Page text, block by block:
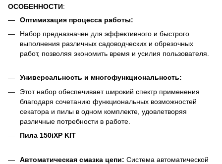
ОСОБЕННОСТИ:
Оптимизация процесса работы:
Набор предназначен для эффективного и быстрого
выполнения различных садоводческих и обрезочных
работ, позволяя экономить время и усилия пользователя.
Универсальность и многофункциональность:
Этот набор обеспечивает широкий спектр применения
благодаря сочетанию функциональных возможностей
секатора и пилы в одном комплекте, удовлетворяя
различные потребности в работе.
Пила 150iXP KIT
Автоматическая смазка цепи: Система автоматической